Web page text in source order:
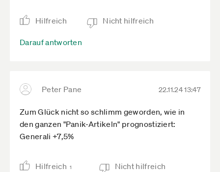
Hilfreich Nicht hilfreich
Darauf antworten
Peter Pane 22.11.24 13:47
Zum Glück nicht so schlimm geworden, wie in
den ganzen "Panik-Artikeln" prognostiziert:
Generali +7,5%
Hilfreich 1 Nicht hilfreich